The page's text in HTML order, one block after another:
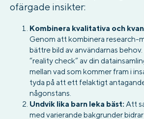
ofärgade insikter:
Kombinera kvalitativa och
Genom att kombinera research-
bättre bild av användarnas
“reality check” av din
mellan vad som kommer fram i
tyda på att ett felaktigt
någonstans.
Undvik lika barn leka bäst: Att
med varierande bakgrunder